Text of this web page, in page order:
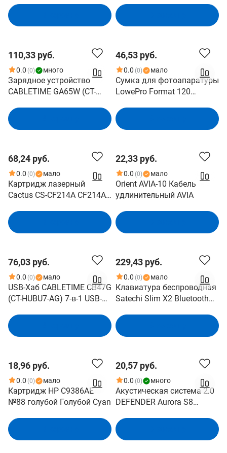
глянцевая, 1 дел, 50
листов
и колесо прокрутки,
выключатель питания,
110,33 руб.
0.0 (0) много
Зарядное устройство
CABLETIME GA65W (CT-
2C1A 65 Вт, белый
46,53 руб.
0.0 (0) мало
Сумка для фотоапаратуры
LowePro Format 120
68,24 руб.
0.0 (0) мало
Картридж лазерный
Cactus CS-CF214A CF214A
LaserJet 700/M712
22,33 руб.
0.0 (0) мало
Orient AVIA-10 Кабель
удлинительный AVIA
76,03 руб.
0.0 (0) мало
USB-Хаб CABLETIME CB47G
(CT-HUBU7-AG) 7-в-1 USB-A
229,43 руб.
0.0 (0) мало
Клавиатура беспроводная
Satechi Slim X2 Bluetooth
раскладка. Цвет: серый
космос (ST-BTSX2M-RU)
18,96 руб.
0.0 (0) мало
Картридж HP C9386AE
№88 голубой Голубой Cyan
20,57 руб.
0.0 (0) много
Акустическая система 2.0
DEFENDER Aurora S8
питание от USB 65408